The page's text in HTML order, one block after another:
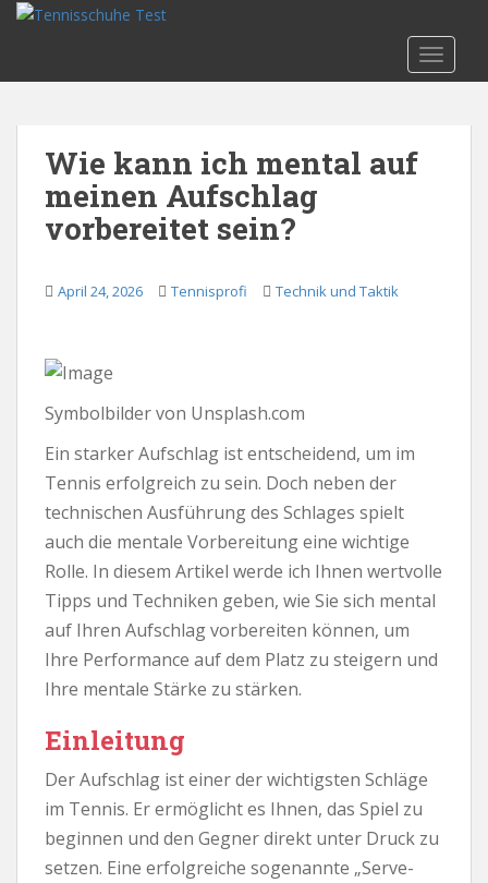
p
Wie kann ich mental auf
meinen Aufschlag
vorbereitet sein?
April 24, 2026 Tennisprofi Technik und Taktik
Symbolbilder von Unsplash.com
Ein starker Aufschlag ist entscheidend, um im
Tennis erfolgreich zu sein. Doch neben der
technischen Ausführung des Schlages spielt
auch die mentale Vorbereitung eine wichtige
Rolle. In diesem Artikel werde ich Ihnen wertvolle
Tipps und Techniken geben, wie Sie sich mental
auf Ihren Aufschlag vorbereiten können, um
Ihre Performance auf dem Platz zu steigern und
Ihre mentale Stärke zu stärken.
Einleitung
Der Aufschlag ist einer der wichtigsten Schläge
im Tennis. Er ermöglicht es Ihnen, das Spiel zu
beginnen und den Gegner direkt unter Druck zu
setzen. Eine erfolgreiche sogenannte „Serve-